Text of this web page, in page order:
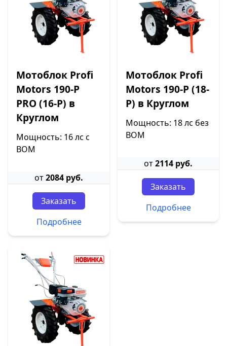
Мотоблок Profi
Motors 190-P
PRO (16-P) в
Круглом
Мощность: 16 лс с
ВОМ
от2084 руб.
Заказать
Подробнее
Мотоблок Profi
Motors 190-P (18-
P) в Круглом
Мощность: 18 лс без
ВОМ
от2114 руб.
Заказать
Подробнее